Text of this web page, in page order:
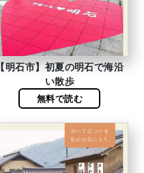
【明石市】初夏の明石で海沿
い散歩
無料で読む